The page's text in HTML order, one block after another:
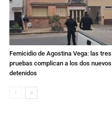
Femicidio de Agostina Vega: las tres
pruebas complican a los dos nuevos
detenidos